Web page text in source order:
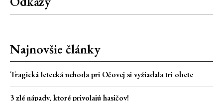
Najnovšie články
Tragická letecká nehoda pri Očovej si vyžiadala tri obete
3 zlé nápady, ktoré privolajú hasičov!